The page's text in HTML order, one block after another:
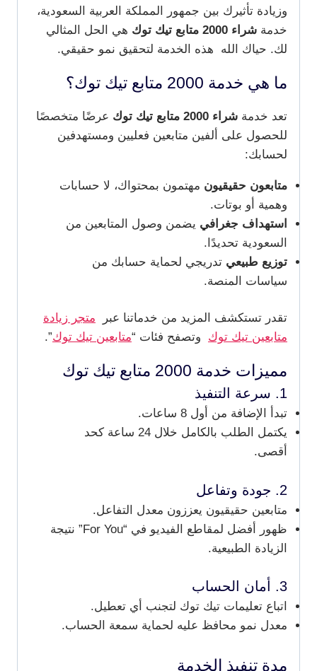
وزيادة تأثيرك بين جمهور المملكة العربية السعودية،
خدمة شراء 2000 متابع تيك توك
هي الحل المثالي
لك. حياك الله هذه الخدمة لتحقيق نمو حقيقي.
ما هي خدمة 2000 متابع تيك توك؟
تعد خدمة شراء 2000 متابع تيك توك
عرضًا متخصصًا
للحصول على ألفين متابعين فعليين ومستهدفين
لحسابك:
متابعون حقيقيون مهتمون بمحتواك، لا حسابات
وهمية أو بوتات.
استهداف جغرافي يضمن وصول المتابعين من
السعودية تحديدًا.
توزيع طبيعي تدريجي لحماية حسابك من
سياسات المنصة.
تقدر تستكشف المزيد من خدماتنا عبر متجر زيادة
متابعين تيك توك وتصفح فئات “متابعين تيك توك”.
مميزات خدمة 2000 متابع تيك توك
1. سرعة التنفيذ
تبدأ الإضافة من أول 8 ساعات.
يكتمل الطلب بالكامل خلال 24 ساعة كحد
أقصى.
2. جودة وتفاعل
متابعين حقيقيون يعززون معدل التفاعل.
ظهور أفضل لمقاطع الفيديو في “For You” نتيجة
الزيادة الطبيعية.
3. أمان الحساب
اتباع تعليمات تيك توك لتجنب أي تعطيل.
معدل نمو محافظ عليه لحماية سمعة الحساب.
مدة تنفيذ الخدمة